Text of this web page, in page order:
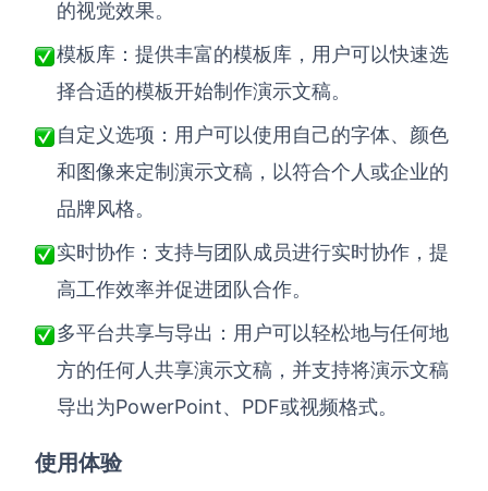
的视觉效果。
模板库：提供丰富的模板库，用户可以快速选
择合适的模板开始制作演示文稿。
自定义选项：用户可以使用自己的字体、颜色
和图像来定制演示文稿，以符合个人或企业的
品牌风格。
实时协作：支持与团队成员进行实时协作，提
高工作效率并促进团队合作。
多平台共享与导出：用户可以轻松地与任何地
方的任何人共享演示文稿，并支持将演示文稿
导出为PowerPoint、PDF或视频格式。
使用体验